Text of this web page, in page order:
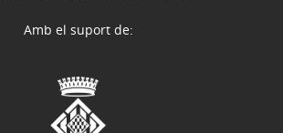
Amb el suport de: